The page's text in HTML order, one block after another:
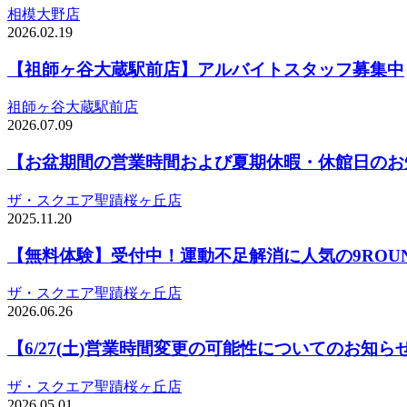
相模大野店
2026.02.19
【祖師ヶ谷大蔵駅前店】アルバイトスタッフ募集中
祖師ヶ谷大蔵駅前店
2026.07.09
【お盆期間の営業時間および夏期休暇・休館日のお
ザ・スクエア聖蹟桜ヶ丘店
2025.11.20
【無料体験】受付中！運動不足解消に人気の
ザ・スクエア聖蹟桜ヶ丘店
2026.06.26
【6/27(土)営業時間変更の可能性についてのお知ら
ザ・スクエア聖蹟桜ヶ丘店